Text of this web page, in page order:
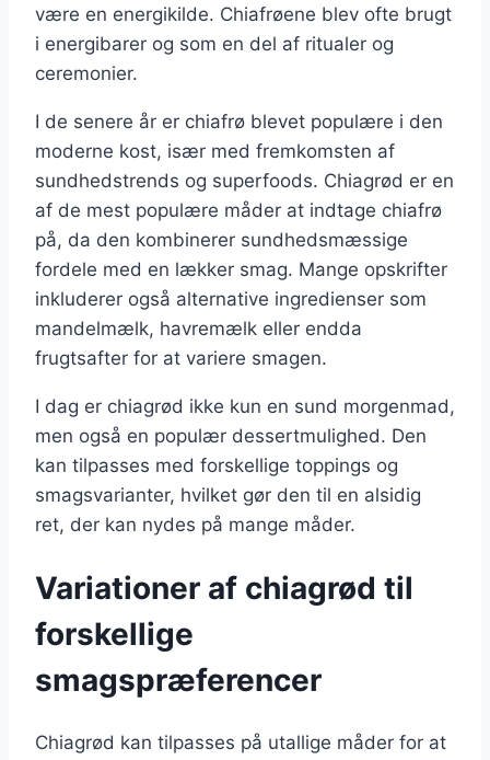
være en energikilde. Chiafrøene blev ofte brugt
i energibarer og som en del af ritualer og
ceremonier.
I de senere år er chiafrø blevet populære i den
moderne kost, især med fremkomsten af
sundhedstrends og superfoods. Chiagrød er en
af de mest populære måder at indtage chiafrø
på, da den kombinerer sundhedsmæssige
fordele med en lækker smag. Mange opskrifter
inkluderer også alternative ingredienser som
mandelmælk, havremælk eller endda
frugtsafter for at variere smagen.
I dag er chiagrød ikke kun en sund morgenmad,
men også en populær dessertmulighed. Den
kan tilpasses med forskellige toppings og
smagsvarianter, hvilket gør den til en alsidig
ret, der kan nydes på mange måder.
Variationer af chiagrød til
forskellige
smagspræferencer
Chiagrød kan tilpasses på utallige måder for at